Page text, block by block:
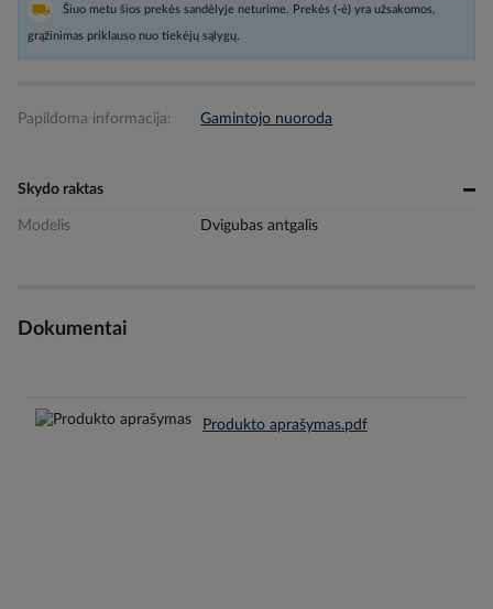
Šiuo metu šios prekės sandėlyje neturime. Prekės (-ė) yra užsakomos,
grąžinimas priklauso nuo tiekėjų sąlygų.
Papildoma informacija: Gamintojo nuoroda
Skydo raktas
Modelis Dvigubas antgalis
Dokumentai
Produkto aprašymas.pdf